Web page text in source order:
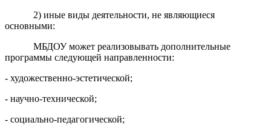
2) иные виды деятельности, не являющиеся
основными:
МБДОУ может реализовывать дополнительные
программы следующей направленности:
- художественно-эстетической;
- научно-технической;
- социально-педагогической;